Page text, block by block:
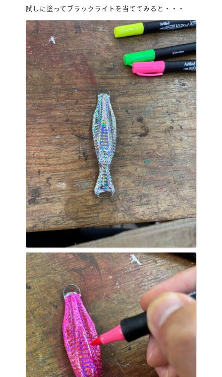
試しに塗ってブラックライトを当ててみると・・・